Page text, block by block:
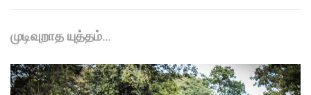
முடிவுறாத யுத்தம்…